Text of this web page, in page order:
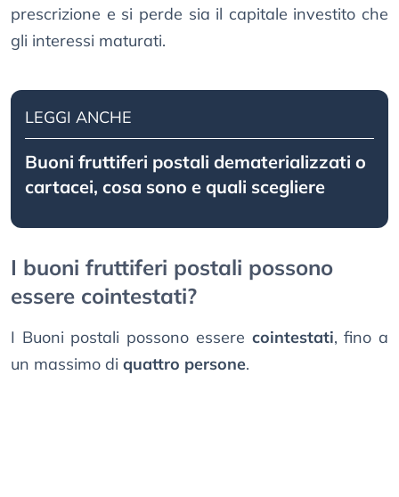
prescrizione e si perde sia il capitale investito che
gli interessi maturati.
LEGGI ANCHE
Buoni fruttiferi postali dematerializzati o
cartacei, cosa sono e quali scegliere
I buoni fruttiferi postali possono
essere cointestati?
I Buoni postali possono essere cointestati, fino a
un massimo di quattro persone.